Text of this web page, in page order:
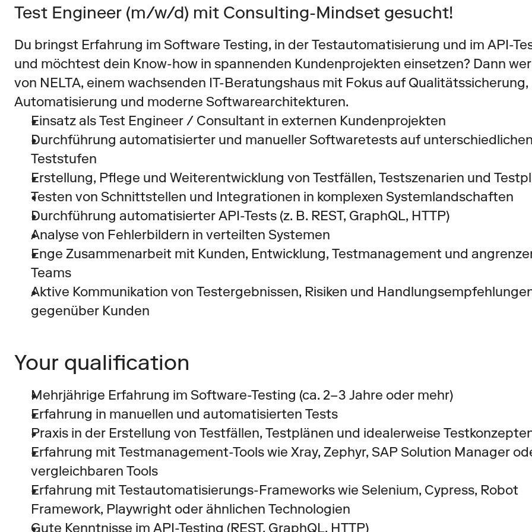
Test Engineer (m/w/d) mit Consulting-Mindset gesucht!
Du bringst Erfahrung im Software Testing, in der Testautomatisierung und im API-
und möchtest dein Know-how in spannenden Kundenprojekten einsetzen? Dann
von NELTA, einem wachsenden IT-Beratungshaus mit Fokus auf Qualitätssicherung,
Automatisierung und moderne Softwarearchitekturen.
Einsatz als Test Engineer / Consultant in externen Kundenprojekten
Durchführung automatisierter und manueller Softwaretests auf
Teststufen
Erstellung, Pflege und Weiterentwicklung von Testfällen, Testszenarien und
Testen von Schnittstellen und Integrationen in komplexen Systemlandschaften
Durchführung automatisierter API-Tests (z. B. REST, GraphQL, HTTP)
Analyse von Fehlerbildern in verteilten Systemen
Enge Zusammenarbeit mit Kunden, Entwicklung, Testmanagement und
Teams
Aktive Kommunikation von Testergebnissen, Risiken und
gegenüber Kunden
Your qualification
Mehrjährige Erfahrung im Software-Testing (ca. 2–3 Jahre oder mehr)
Erfahrung in manuellen und automatisierten Tests
Praxis in der Erstellung von Testfällen, Testplänen und idealerweise
Erfahrung mit Testmanagement-Tools wie Xray, Zephyr, SAP Solution Manager
vergleichbaren Tools
Erfahrung mit Testautomatisierungs-Frameworks wie Selenium, Cypress, Robot
Framework, Playwright oder ähnlichen Technologien
Gute Kenntnisse im API-Testing (REST, GraphQL, HTTP)